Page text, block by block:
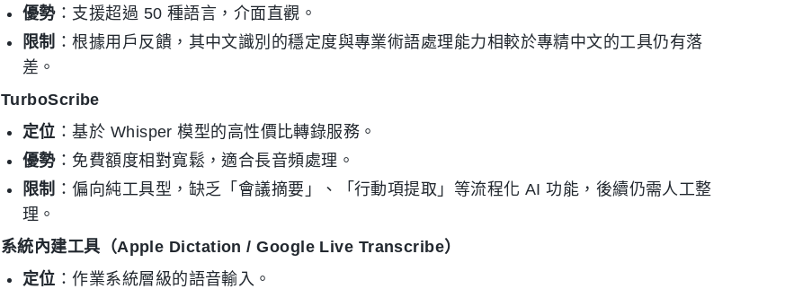
優勢：支援超過 50 種語言，介面直觀。
限制 ：根據用戶反饋，其中文識別的穩定度與專業術語處理能力相較於專精中文的工具仍有落
差。
TurboScribe
定位 ：基於 Whisper 模型的高性價比轉錄服務。
優勢：免費額度相對寬鬆，適合長音頻處理。
限制 ：偏向純工具型，缺乏「會議摘要」、「行動項提取」等流程化 AI 功能，後續仍需人工整
理。
系統內建工具（Apple Dictation / Google Live Transcribe）
定位 ：作業系統層級的語音輸入。